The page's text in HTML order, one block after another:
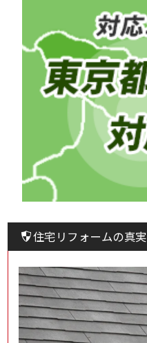
住宅リフォームの真実